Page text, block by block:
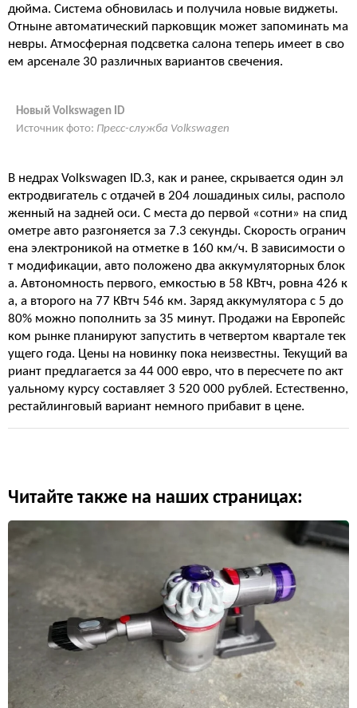
дюйма. Система обновилась и получила новые виджеты.
Отныне автоматический парковщик может запоминать ма
невры. Атмосферная подсветка салона теперь имеет в сво
ем арсенале 30 различных вариантов свечения.
Новый Volkswagen ID
Источник фото: Пресс-служба Volkswagen
В недрах Volkswagen ID.3, как и ранее, скрывается один эл
ектродвигатель с отдачей в 204 лошадиных силы, располо
женный на задней оси. С места до первой «сотни» на спид
ометре авто разгоняется за 7.3 секунды. Скорость огранич
ена электроникой на отметке в 160 км/ч. В зависимости о
т модификации, авто положено два аккумуляторных блок
а. Автономность первого, емкостью в 58 КВтч, ровна 426 к
а, а второго на 77 КВтч 546 км. Заряд аккумулятора с 5 до
80% можно пополнить за 35 минут. Продажи на Европейс
ком рынке планируют запустить в четвертом квартале тек
ущего года. Цены на новинку пока неизвестны. Текущий ва
риант предлагается за 44 000 евро, что в пересчете по акт
уальному курсу составляет 3 520 000 рублей. Естественно,
рестайлинговый вариант немного прибавит в цене.
Читайте также на наших страницах: